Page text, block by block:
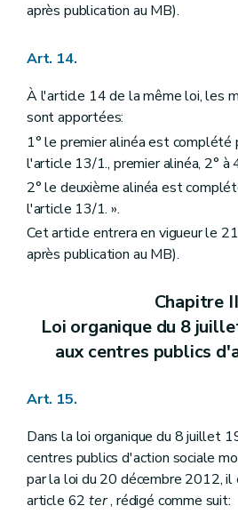
après publication au MB).
Art. 14.
À l'article 14 de la même loi, les
sont apportées:
1° le premier alinéa est complété
l'article 13/1., premier alinéa, 2° à
2° le deuxième alinéa est
l'article 13/1. ».
Cet article entrera en vigueur le
après publication au MB).
Chapitre
Loi organique du 8
aux centres publics
Art. 15.
Dans la loi organique du 8 juillet
centres publics d'action sociale
par la loi du 20 décembre 2012, il
article 62ter, rédigé comme suit: